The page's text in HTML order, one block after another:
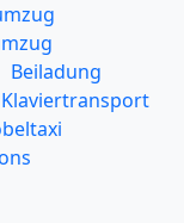
Beiladung
Klaviertransport